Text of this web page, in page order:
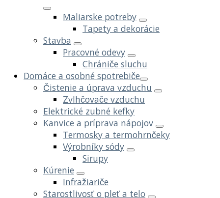
Maliarske potreby
Tapety a dekorácie
Stavba
Pracovné odevy
Chrániče sluchu
Domáce a osobné spotrebiče
Čistenie a úprava vzduchu
Zvlhčovače vzduchu
Elektrické zubné kefky
Kanvice a príprava nápojov
Termosky a termohrnčeky
Výrobníky sódy
Sirupy
Kúrenie
Infražiariče
Starostlivosť o pleť a telo